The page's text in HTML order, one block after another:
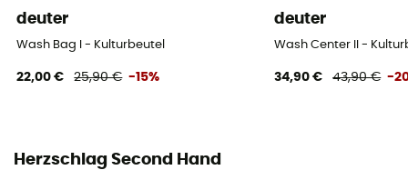
deuter
Wash Bag I - Kulturbeutel
22,00 € 25,90 € -15%
deuter
Wash Center II -
34,90 € 43,90 € -
Herzschlag Second Hand